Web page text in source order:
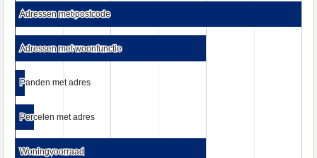
Adressen met postcode
Adressen met postcode
Adressen met woonfunctie
Adressen met woonfunctie
Panden met adres
Panden met adres
Percelen met adres
Percelen met adres
Woningvoorraad
Woningvoorraad